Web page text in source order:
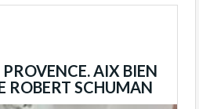
AIX BIEN
ROBERT SCHUMAN